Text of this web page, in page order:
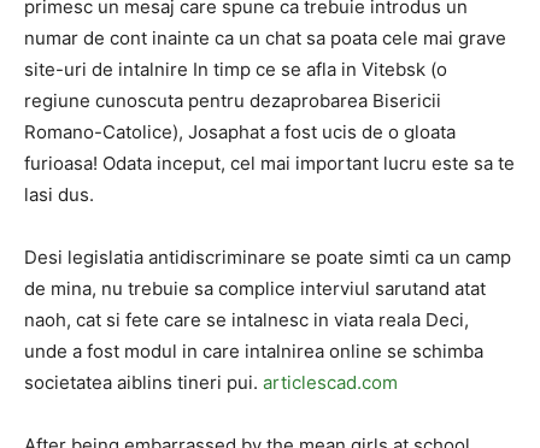
primesc un mesaj care spune ca trebuie introdus un
numar de cont inainte ca un chat sa poata cele mai grave
site-uri de intalnire In timp ce se afla in Vitebsk (o
regiune cunoscuta pentru dezaprobarea Bisericii
Romano-Catolice), Josaphat a fost ucis de o gloata
furioasa! Odata inceput, cel mai important lucru este sa te
lasi dus.
Desi legislatia antidiscriminare se poate simti ca un camp
de mina, nu trebuie sa complice interviul sarutand atat
naoh, cat si fete care se intalnesc in viata reala Deci,
unde a fost modul in care intalnirea online se schimba
societatea aiblins tineri pui. articlescad.com